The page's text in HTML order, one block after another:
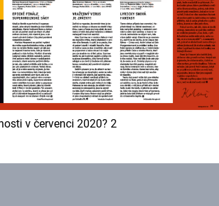
v červenci 2020? 2